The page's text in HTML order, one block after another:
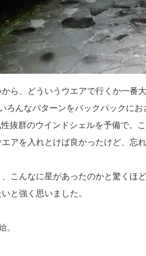
ら、どういうウエアで行くか一番
ろんなパターンをバックパックにお
抜群のウインドシェルを予備で。
アを入れとけば良かったけど、忘れ
こんなに星があったのかと驚くほど
と強く思いました。
。